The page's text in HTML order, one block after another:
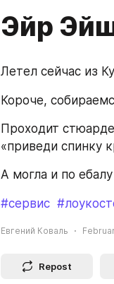
Эйр
Летел сейчас из
Короче,
Проходит
«приведи спинку
А могла и по
#сервис
Евгений Коваль
Repost